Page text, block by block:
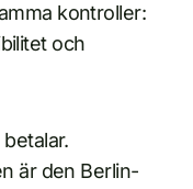
kontroller:
och
är den Berlin-